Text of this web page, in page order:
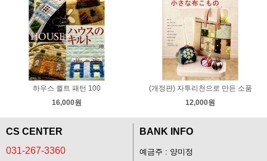
하우스 퀼트 패턴 100
16,000원
(개정판) 자투리천으로 만든 소품
12,000원
CS CENTER
031-267-3360
BANK INFO
예금주 : 양미정